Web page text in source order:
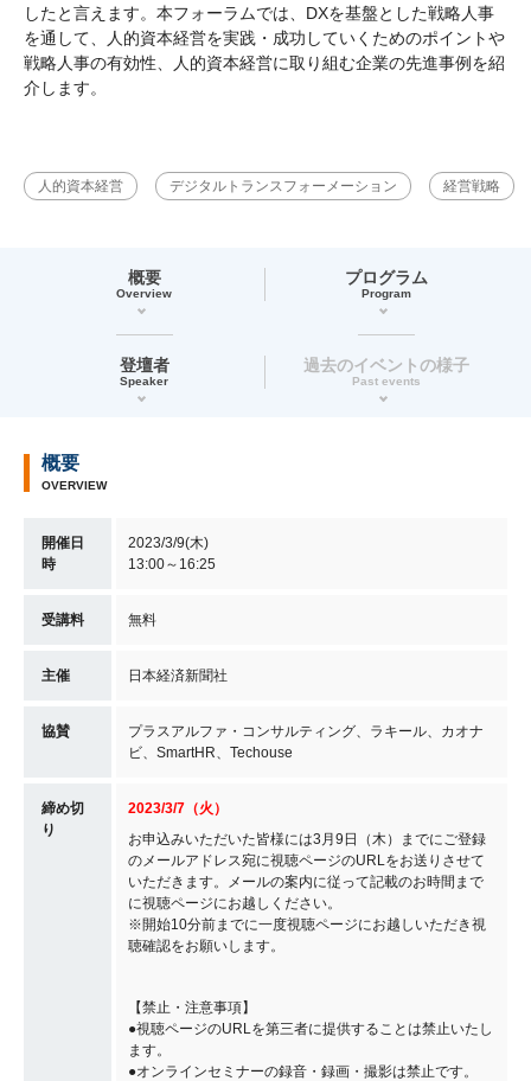
したと言えます。本フォーラムでは、DXを基盤とした戦略人事
を通して、人的資本経営を実践・成功していくためのポイントや
戦略人事の有効性、人的資本経営に取り組む企業の先進事例を紹
介します。
人的資本経営 デジタルトランスフォーメーション 経営戦略
概要
Overview
プログラム
Program
登壇者
Speaker
過去のイベントの様子
Past events
概要
OVERVIEW
開催日
時
2023/3/9(木)
13:00～16:25
受講料 無料
主催 日本経済新聞社
協賛
プラスアルファ・コンサルティング、ラキール、カオナ
ビ、SmartHR、Techouse
締め切
り
2023/3/7（火）
お申込みいただいた皆様には3月9日（木）までにご登録
のメールアドレス宛に視聴ページのURLをお送りさせて
いただきます。メールの案内に従って記載のお時間まで
に視聴ページにお越しください。
※開始10分前までに一度視聴ページにお越しいただき視
聴確認をお願いします。
【禁止・注意事項】
●視聴ページのURLを第三者に提供することは禁止いたし
ます。
●オンラインセミナーの録音・録画・撮影は禁止です。